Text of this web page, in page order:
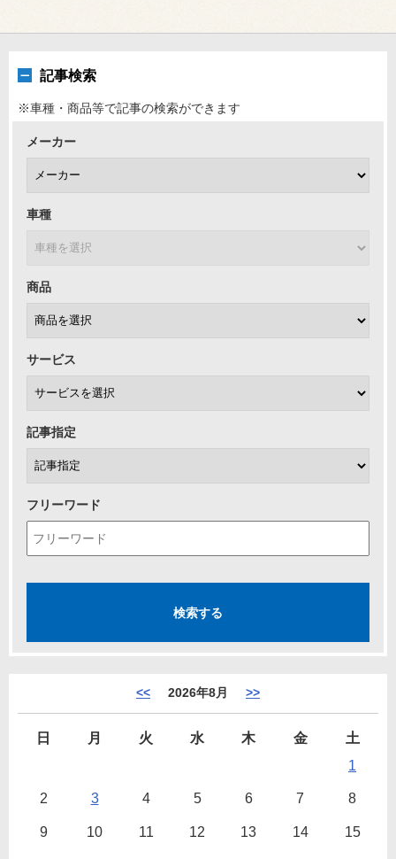
記事検索
※車種・商品等で記事の検索ができます
メーカー
車種
商品
サービス
記事指定
フリーワード
<< 2026年8月 >>
日 月 火 水 木 金
土
1
2 3 4 5 6 7 8
9 10 11 12 13 14 15